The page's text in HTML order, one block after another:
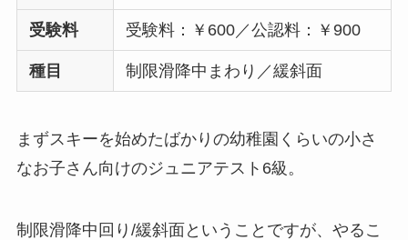
受験料 受験料：￥600／公認料：￥900
種目 制限滑降中まわり／緩斜面
まずスキーを始めたばかりの幼稚園くらいの小さ
なお子さん向けのジュニアテスト6級。
制限滑降中回り/緩斜面ということですが、やるこ